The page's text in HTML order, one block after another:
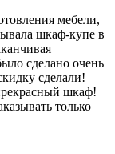
мебели,
шкаф-купе в
сделано очень
сделали!
шкаф!
только